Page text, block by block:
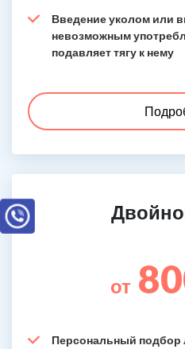
Введение уколом или
невозможным
подавляет тягу к нему
от
Персональный подбор